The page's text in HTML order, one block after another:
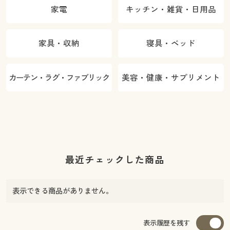
家電 キッチン・雑貨・日用品
家具・収納 寝具・ベッド
カーテン・ラグ・ファブリック 美容・健康・サプリメント
最近チェックした商品
表示できる商品がありません。
表示履歴を残す